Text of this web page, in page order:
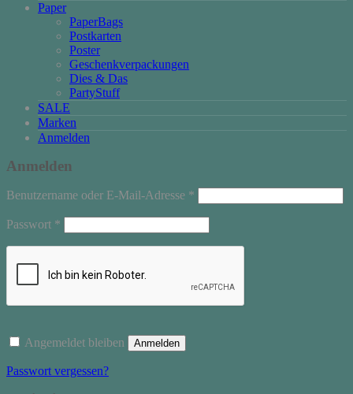
Paper
PaperBags
Postkarten
Poster
Geschenkverpackungen
Dies & Das
PartyStuff
SALE
Marken
Anmelden
Anmelden
Benutzername oder E-Mail-Adresse *
Passwort *
Angemeldet bleiben Anmelden
Passwort vergessen?